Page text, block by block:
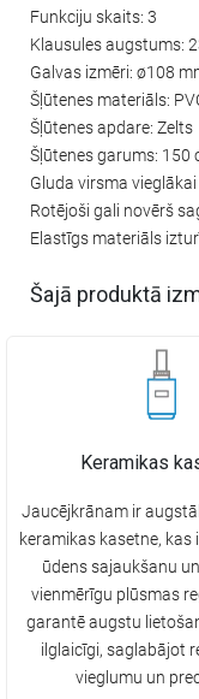
Funkciju skaits: 3
Klausules augstums:
Galvas izmēri: ø108
Šļūtenes materiāls:
Šļūtenes apdare: Zelts
Šļūtenes garums: 150
Gluda virsma
Rotējoši gali novērš
Elastīgs materiāls
Šajā produktā
Keramikas
Jaucējkrānam ir
keramikas kasetne,
ūdens sajaukšanu
vienmērīgu plūsmas
garantē augstu
ilglaicīgi, saglabājot
vieglumu un